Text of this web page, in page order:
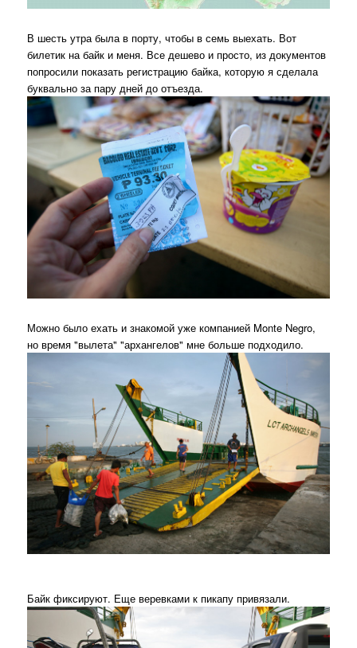
В шесть утра была в порту, чтобы в семь выехать. Вот
билетик на байк и меня. Все дешево и просто, из документов
попросили показать регистрацию байка, которую я сделала
буквально за пару дней до отъезда.
Можно было ехать и знакомой уже компанией Monte Negro,
но время "вылета" "архангелов" мне больше подходило.
Байк фиксируют. Еще веревками к пикапу привязали.